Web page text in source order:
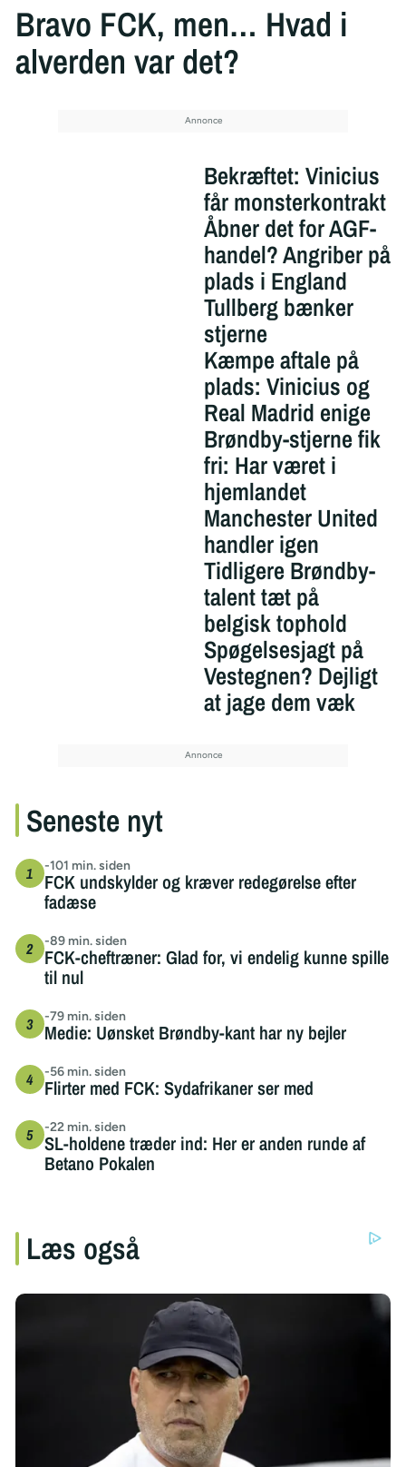
Bravo FCK, men… Hvad i
alverden var det?
Bekræftet: Vinicius
får monsterkontrakt
Åbner det for AGF-
handel? Angriber på
plads i England
Tullberg bænker
stjerne
Kæmpe aftale på
plads: Vinicius og
Real Madrid enige
Brøndby-stjerne fik
fri: Har været i
hjemlandet
Manchester United
handler igen
Tidligere Brøndby-
talent tæt på
belgisk tophold
Spøgelsesjagt på
Vestegnen? Dejligt
at jage dem væk
Seneste nyt
-101 min. siden
FCK undskylder og kræver redegørelse efter
fadæse
-89 min. siden
FCK-cheftræner: Glad for, vi endelig kunne spille
til nul
-79 min. siden
Medie: Uønsket Brøndby-kant har ny bejler
-56 min. siden
Flirter med FCK: Sydafrikaner ser med
-22 min. siden
SL-holdene træder ind: Her er anden runde af
Betano Pokalen